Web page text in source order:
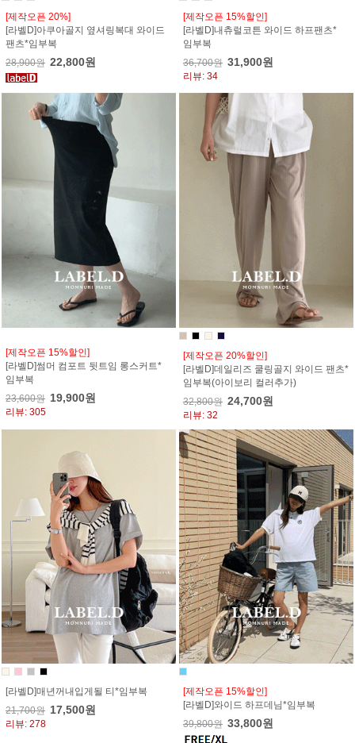
[제작오픈 20%]
[라벨D]아쿠아골지 옆셔링복대 와이드
팬츠*임부복
28,900원 22,800원
[제작오픈 15%할인]
[라벨D]내츄럴코튼 와이드 하프팬츠*
임부복
36,700원 31,900원
리뷰: 34
[제작오픈 15%할인]
[라벨D]썸머 컴포트 뒷트임 롱스커트*
임부복
23,600원 19,900원
리뷰: 305
[제작오픈 20%할인]
[라벨D]데일리즈 쿨링골지 와이드 팬츠*
임부복(아이보리 컬러추가)
32,800원 24,700원
리뷰: 32
[라벨D]매년꺼내입게될 티*임부복
21,700원 17,500원
리뷰: 278
[제작오픈 15%할인]
[라벨D]와이드 하프데님*임부복
39,800원 33,800원